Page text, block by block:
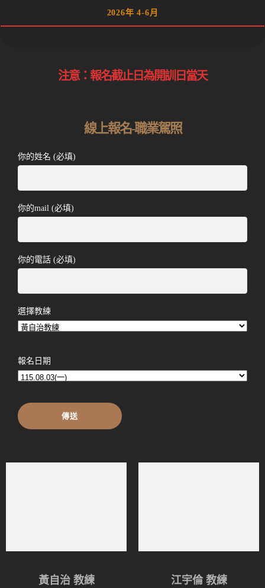
2026年 4-6月
注意：報名截止日為開訓日當天
線上報名-職業駕照
你的姓名 (必填)
你的mail (必填)
你的電話 (必填)
選擇教練
報名日期
黃自治 教練 江宇倫 教練